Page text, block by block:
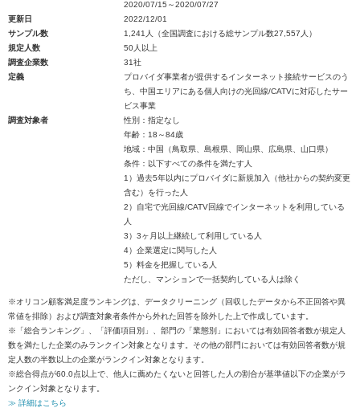
2020/07/15～2020/07/27
更新日
2022/12/01
サンプル数
1,241人（全国調査における総サンプル数27,557人）
規定人数
50人以上
調査企業数
31社
定義
プロバイダ事業者が提供するインターネット接続サービスのう
ち、中国エリアにある個人向けの光回線/CATVに対応したサー
ビス事業
調査対象者
性別：指定なし
年齢：18～84歳
地域：中国（鳥取県、島根県、岡山県、広島県、山口県）
条件：以下すべての条件を満たす人
1）過去5年以内にプロバイダに新規加入（他社からの契約変更
含む）を行った人
2）自宅で光回線/CATV回線でインターネットを利用している
人
3）3ヶ月以上継続して利用している人
4）企業選定に関与した人
5）料金を把握している人
ただし、マンションで一括契約している人は除く
※オリコン顧客満足度ランキングは、データクリーニング（回収したデータから不正回答や異
常値を排除）および調査対象者条件から外れた回答を除外した上で作成しています。
※「総合ランキング」、「評価項目別」、部門の「業態別」においては有効回答者数が規定人
数を満たした企業のみランクイン対象となります。その他の部門においては有効回答者数が規
定人数の半数以上の企業がランクイン対象となります。
※総合得点が60.0点以上で、他人に薦めたくないと回答した人の割合が基準値以下の企業がラ
ンクイン対象となります。
≫ 詳細はこちら